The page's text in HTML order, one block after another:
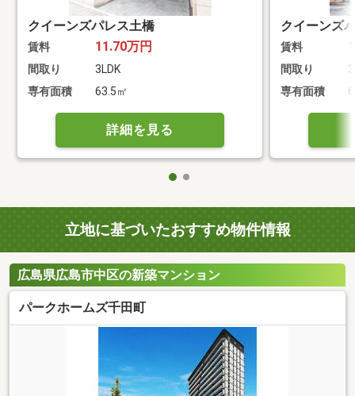
クイーンズパレス土橋
賃料 11.70万円
間取り
3LDK
専有面積
63.5㎡
詳細を見る
クイーンズ
賃料
間取り
専有面積
立地に基づいたおすすめ物件情報
広島県広島市中区の新築マンション
パークホームズ千田町